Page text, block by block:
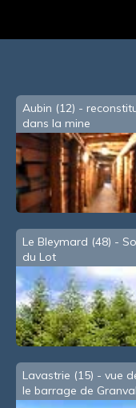
Aubin (12) -
dans la mine
Le Bleymard (48) -
du Lot
Lavastrie (15) - vue
le barrage de Granval